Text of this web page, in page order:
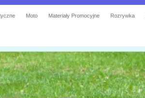
Moto Materiały Promocyjne Rozrywka